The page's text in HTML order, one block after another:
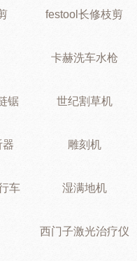
festool长修枝剪
卡赫洗车水枪
锯 世纪割草机
器 雕刻机
车
湿满地机
西门子激光治疗仪